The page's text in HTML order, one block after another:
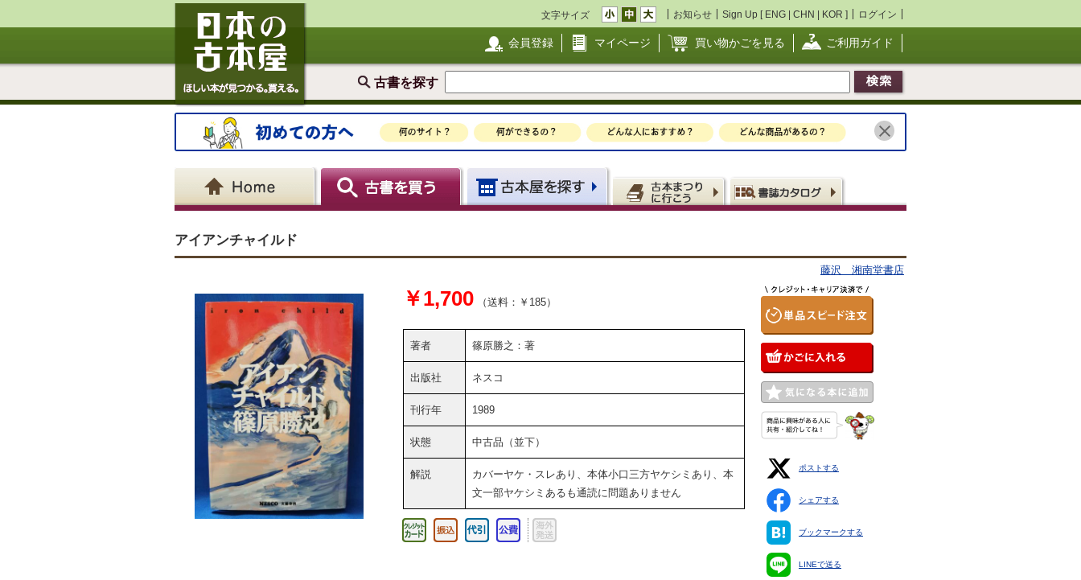
文字サイズ お知らせ Sign Up [ ENG | CHN | KOR ] ログイン
会員登録 マイページ 買い物かごを見る ご利用ガイド
古書を探す
アイアンチャイルド
藤沢 湘南堂書店
￥1,700 （送料：￥185）
著者 篠原勝之：著
出版社 ネスコ
刊行年 1989
状態 中古品（並下）
解説
カバーヤケ・スレあり、本体小口三方ヤケシミあり、本
文一部ヤケシミあるも通読に問題ありません
ポストする
シェアする
ブックマークする
LINEで送る